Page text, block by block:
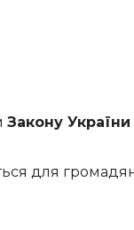
Закону України
для